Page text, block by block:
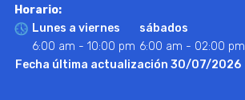
Horario:
Lunes a viernes
6:00 am - 10:00 pm
sábados
6:00 am - 02:00 pm
Fecha última actualización 30/07/2026